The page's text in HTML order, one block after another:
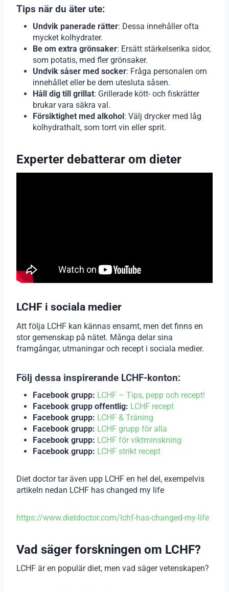
Tips när du äter ute:
Undvik panerade rätter: Dessa innehåller ofta
mycket kolhydrater.
Be om extra grönsaker: Ersätt stärkelserika sidor,
som potatis, med fler grönsaker.
Undvik såser med socker: Fråga personalen om
innehållet eller be dem utesluta såsen.
Håll dig till grillat: Grillerade kött- och fiskrätter
brukar vara säkra val.
Försiktighet med alkohol : Välj drycker med låg
kolhydrathalt, som torrt vin eller sprit.
Experter debatterar om dieter
LCHF i sociala medier
Att följa LCHF kan kännas ensamt, men det finns en
stor gemenskap på nätet. Många delar sina
framgångar, utmaningar och recept i sociala medier.
Följ dessa inspirerande LCHF-konton:
Facebook grupp: LCHF – Tips, pepp och recept!
Facebook grupp offentlig: LCHF recept
Facebook grupp: LCHF & Träning
Facebook grupp: LCHF grupp för alla
Facebook grupp: LCHF för viktminskning
Facebook grupp: LCHF strikt recept
Diet doctor tar även upp LCHF en hel del, exempelvis
artikeln nedan LCHF has changed my life
https://www.dietdoctor.com/lchf-has-changed-my-life
Vad säger forskningen om LCHF?
LCHF är en populär diet, men vad säger vetenskapen?